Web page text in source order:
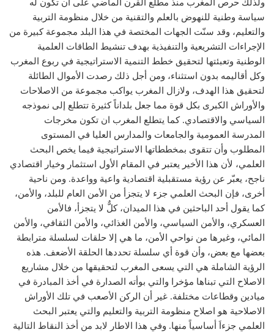
ولذلك حرص المغرب منذ مطلع القرن الماضي على أن تكون له
سياسة وطنية للنهوض بالعلم والتقنية من خلال منظومة التربية
والتعليم، وقد سنّت الجهات المختصة في هذا البلد مجموعة كبيرة من
الإجراءات التشريعية والتنفيذية بهدف تنشيط الطاقات العلمية
الوطنية وتعبئتها لتحقيق خطط التنمية الاستراتيجية في ربوع المغرب
وكل أقاليمه بدون استثناء، ومن أجل ذلك رصدت الأموال الطائلة
لتحقيق هذا الهدف، ولازال المغرب يواكب مجموعة من الاصلاحات
والأوراش الكبرى بكل قوة مما جعل بلداناً كثيرة تتطلع إلى نموذجه
السياسي والاقتصادي. كما يتطلع المغرب ان تكون مخرجات
المدرسة العمومية والجامعات والمدارس العليا في المستوى
المطلوب وأن تتقوى بمخططاتها الاستراتيجية فيما يخص البحث
العلمي، لأن هذا الأخير يعتبر في المقام الأول استثمار وخيار اقتصادي
ناجح، يعبّر عن رؤية مستقبلية اقتصادية واعية وواعدة. ومن ناحية
أخرى، فإن البحث العلمي جزء لا يتجزأ من الأمن العام للبلد، والأمن،
كما يقول أحد الباحثين في هذا الميدان، كلٌّ لا يتجزأ، فالأمن
العسكري، والأمن السياسي، والأمن الغذائي، والأمن الثقافي، والأمن
المائي، وغيرها من نواحي الأمن، ما هي إلا حلقات لسلسلة مترابطة
بعضها مع بعض، وأن قوة أي سلسلة تحددها الحلقة الأضعف. هذه
الرؤية الشاملة هي التي يسعى المغرب لتحقيقها من خلال مشاريع
الاصلاح التي تبناها مؤخرا والتي بوأته الصدارة في أخذ المبادرة في
ميادين وقطاعات مختلفة. غير أن الركن الأصعب في تلك الأوراش
الاصلاحية هو اصلاح منظومة التربية والتعليم والتي يعتبر البحث
العلمي جزءاَ أساسياً منها. وفي هذا الاطار لابد من أخذ النقاط التالية